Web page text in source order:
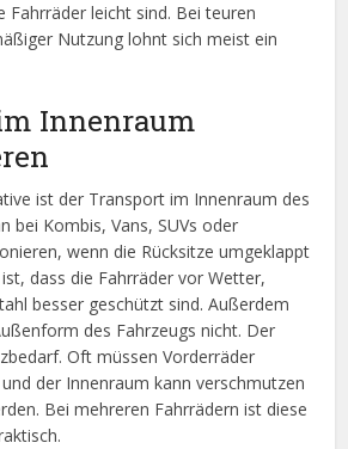
Fahrräder leicht sind. Bei teuren
Nutzung lohnt sich meist ein
Innenraum
ist der Transport im Innenraum des
bei Kombis, Vans, SUVs oder
wenn die Rücksitze umgeklappt
dass die Fahrräder vor Wetter,
besser geschützt sind. Außerdem
des Fahrzeugs nicht. Der
Oft müssen Vorderräder
der Innenraum kann verschmutzen
Bei mehreren Fahrrädern ist diese